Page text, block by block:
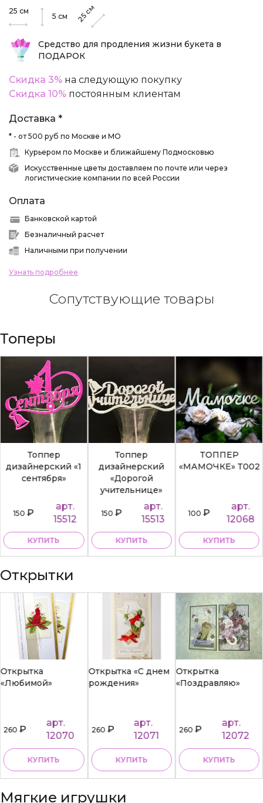
25 см
5 см 25см
Средство для продления жизни букета в
ПОДАРОК
Скидка 3% на следующую покупку
Скидка 10% постоянным клиентам
Доставка *
* - от 500 руб по Москве и МО
Курьером по Москве и ближайшему Подмосковью
Искусственные цветы доставляем по почте или через
логистические компании по всей России
Оплата
Банковской картой
Безналичный расчет
Наличными при получении
Узнать подробнее
Сопутствующие товары
Топеры
Топпер
дизайнерский «1
сентября»
150₽
арт.
15512
КУПИТЬ
Топпер
дизайнерский
«Дорогой
учительнице»
150₽
арт.
15513
КУПИТЬ
ТОППЕР
«МАМОЧКЕ» Т002
100₽
арт.
12068
КУПИТЬ
Открытки
Открытка
«Любимой»
260₽
арт.
12070
КУПИТЬ
Открытка «С днем
рождения»
260₽
арт.
12071
КУПИТЬ
Открытка
«Поздравляю»
260₽
арт.
12072
КУПИТЬ
Мягкие игрушки